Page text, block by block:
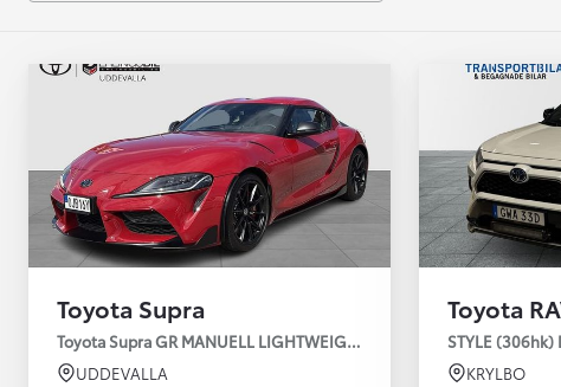
Toyota Supra
Toyota Supra GR MANUELL LIGHTWEIGHT EVO / OMG LEV!
UDDEVALLA
Toyota
STYLE
KRYLBO